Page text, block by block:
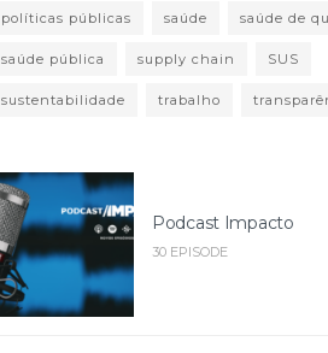
políticas públicas saúde saúde de
saúde pública supply chain SUS
sustentabilidade trabalho
Podcast Impacto
30 EPISODE